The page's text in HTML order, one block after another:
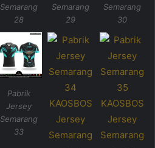
Semarang
28
Semarang
29
Semarang
30
Pabrik
Jersey
Semarang
33